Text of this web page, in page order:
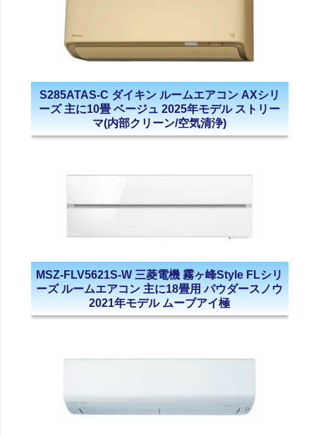
S285ATAS-C ダイキン ルームエアコン AXシリ
ーズ 主に10畳 ベージュ 2025年モデル ストリー
マ(内部クリーン/空気清浄)
MSZ-FLV5621S-W 三菱電機 霧ヶ峰Style FLシリ
ーズ ルームエアコン 主に18畳用 パウダースノウ
2021年モデル ムーブアイ極